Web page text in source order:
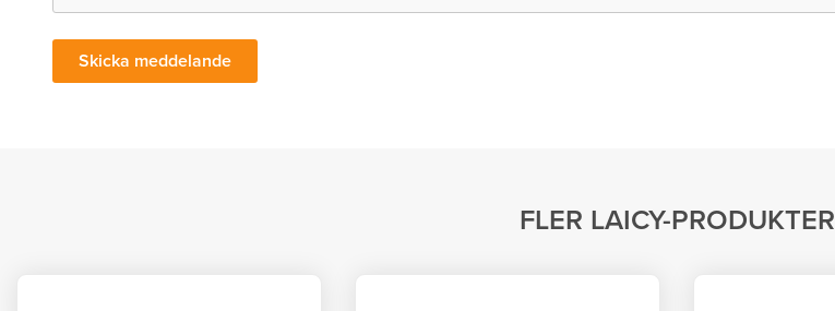
Skicka meddelande
FLER LAICY-PRODUKTER